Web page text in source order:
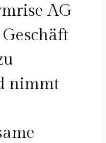
AG
nimmt